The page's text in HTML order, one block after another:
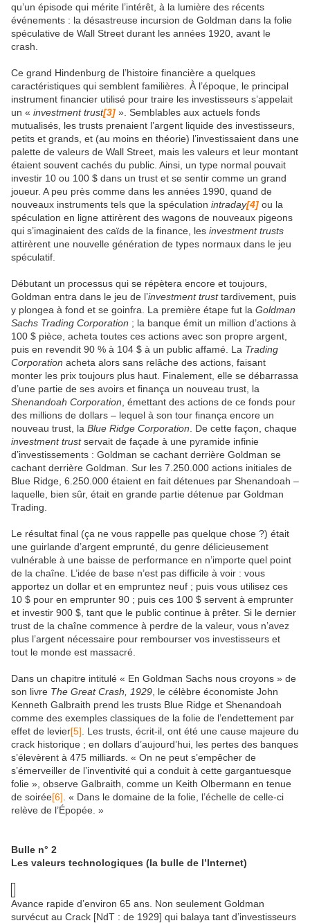
qu’un épisode qui mérite l’intérêt, à la lumière des récents
événements : la désastreuse incursion de Goldman dans la folie
spéculative de Wall Street durant les années 1920, avant le
crash.
Ce grand Hindenburg de l’histoire financière a quelques
caractéristiques qui semblent familières. À l’époque, le principal
instrument financier utilisé pour traire les investisseurs s’appelait
un « investment trust[3] ». Semblables aux actuels fonds
mutualisés, les trusts prenaient l’argent liquide des investisseurs,
petits et grands, et (au moins en théorie) l’investissaient dans une
palette de valeurs de Wall Street, mais les valeurs et leur montant
étaient souvent cachés du public. Ainsi, un type normal pouvait
investir 10 ou 100 $ dans un trust et se sentir comme un grand
joueur. A peu près comme dans les années 1990, quand de
nouveaux instruments tels que la spéculation intraday[4] ou la
spéculation en ligne attirèrent des wagons de nouveaux pigeons
qui s’imaginaient des caïds de la finance, les investment trusts
attirèrent une nouvelle génération de types normaux dans le jeu
spéculatif.
Débutant un processus qui se répètera encore et toujours,
Goldman entra dans le jeu de l’investment trusttardivement, puis
y plongea à fond et se goinfra. La première étape fut la Goldman
Sachs Trading Corporation ; la banque émit un million d’actions à
100 $ pièce, acheta toutes ces actions avec son propre argent,
puis en revendit 90 % à 104 $ à un public affamé. La Trading
Corporation acheta alors sans relâche des actions, faisant
monter les prix toujours plus haut. Finalement, elle se débarrassa
d’une partie de ses avoirs et finança un nouveau trust, la
Shenandoah Corporation , émettant des actions de ce fonds pour
des millions de dollars – lequel à son tour finança encore un
nouveau trust, la Blue Ridge Corporation . De cette façon, chaque
investment trustservait de façade à une pyramide infinie
d’investissements : Goldman se cachant derrière Goldman se
cachant derrière Goldman. Sur les 7.250.000 actions initiales de
Blue Ridge, 6.250.000 étaient en fait détenues par Shenandoah –
laquelle, bien sûr, était en grande partie détenue par Goldman
Trading.
Le résultat final (ça ne vous rappelle pas quelque chose ?) était
une guirlande d’argent emprunté, du genre délicieusement
vulnérable à une baisse de performance en n’importe quel point
de la chaîne. L’idée de base n’est pas difficile à voir : vous
apportez un dollar et en empruntez neuf ; puis vous utilisez ces
10 $ pour en emprunter 90 ; puis ces 100 $ servent à emprunter
et investir 900 $, tant que le public continue à prêter. Si le dernier
trust de la chaîne commence à perdre de la valeur, vous n’avez
plus l’argent nécessaire pour rembourser vos investisseurs et
tout le monde est massacré.
Dans un chapitre intitulé « En Goldman Sachs nous croyons » de
son livre The Great Crash, 1929 , le célèbre économiste John
Kenneth Galbraith prend les trusts Blue Ridge et Shenandoah
comme des exemples classiques de la folie de l’endettement par
effet de levier[5] . Les trusts, écrit-il, ont été une cause majeure du
crack historique ; en dollars d’aujourd’hui, les pertes des banques
s’élevèrent à 475 milliards. « On ne peut s’empêcher de
s’émerveiller de l’inventivité qui a conduit à cette gargantuesque
folie », observe Galbraith, comme un Keith Olbermann en tenue
de soirée[6] . « Dans le domaine de la folie, l’échelle de celle-ci
relève de l’Épopée. »
Bulle n° 2
Les valeurs technologiques (la bulle de l’Internet)
Avance rapide d’environ 65 ans. Non seulement Goldman
survécut au Crack [NdT : de 1929] qui balaya tant d’investisseurs